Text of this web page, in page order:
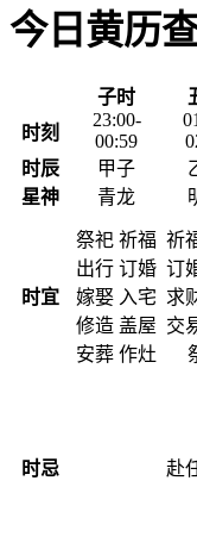
今日黄历
子时
时刻
23:00-
00:59
时辰
甲子
星神
青龙
时宜
祭祀 祈福
出行 订婚
嫁娶 入宅
修造 盖屋
安葬 作灶
祈
订
求
交
时忌 赴